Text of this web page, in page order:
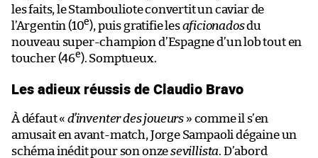
les faits, le Stambouliote convertit un caviar de
l’Argentin (10e), puis gratifie lesaficionadosdu
nouveau super-champion d’Espagne d’un lob tout en
toucher (46e). Somptueux.
Les adieux réussis de Claudio Bravo
À défaut «d’inventer des joueurs » comme il s’en
amusait en avant-match, Jorge Sampaoli dégaine un
schéma inédit pour son onzesevillista. D’abord